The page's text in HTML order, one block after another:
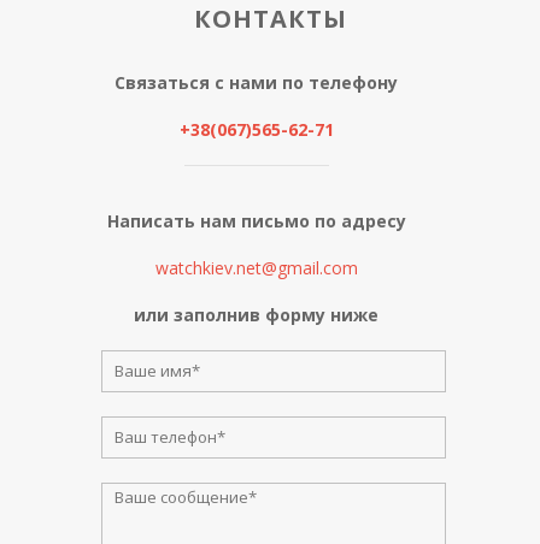
КОНТАКТЫ
Связаться с нами по телефону
+38(067)565-62-71
Написать нам письмо по адресу
watchkiev.net@gmail.com
или заполнив форму ниже